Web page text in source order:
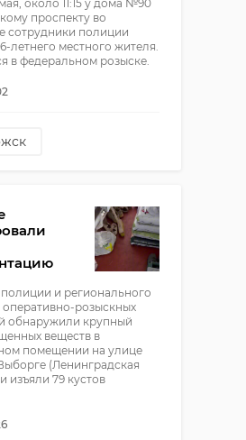
около 11:15 у дома №90
проспекту во
сотрудники полиции
летнего местного жителя.
в федеральном розыске.
и регионального
розыскных
обнаружили крупный
веществ в
помещении на улице
(Ленинградская
изъяли 79 кустов